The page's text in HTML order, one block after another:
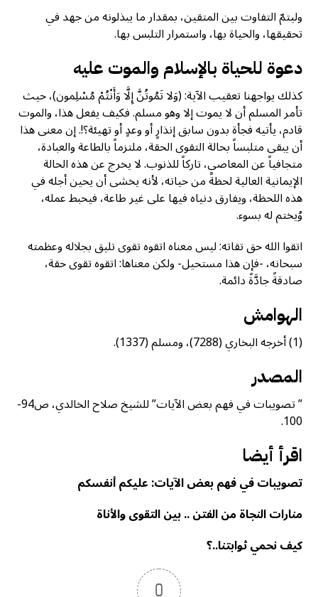
وليتمّ التفاوت بين المتقين، بمقدار ما يبذلونه من جهد في
تحقيقها، والحياة بها، واستمرار التلبس بها.
دعوة للحياة بالإسلام والموت عليه
كذلك يواجهنا تعقيب الآية: (وَلا تَمُوتُنَّ إِلَّا وَأَنْتُمْ مُسْلِمون)، حيث
تأمر المسلم أن لا يموت إلا وهو مسلم. فكيف يفعل هذا، والموت
قادم، يأتيه فجأة بدون سابق إنذارٍ أو وعدٍ أو تهيئة؟!. إن معنى هذا
أن يبقى متلبساً بحالة التقوى الحقة، ملتزماً بالطاعة والعبادة،
متجافياً عن المعاصي، تاركاً للذنوب. لا يخرج عن هذه الحالة
الإيمانية العالية لحظةً من حياته، لأنه يخشى أن يحين أجله في
هذه اللحظة، ويفارق دنياه فيها على غير طاعة، فيحبط عمله،
وُيختم له بسوء.
اتقوا الله حق تقاته: ليس معناه اتقوه تقوى تليق بجلاله وعظمته
سبحانه، -فإن هذا مستحيل- ولكن معناها: اتقوه تقوى حقة،
صادقةً جادَّةً دائمة.
الهوامش
(1) أخرجه البخاري (7288)، ومسلم (1337).
المصدر
” تصويبات في فهم بعض الآيات” للشيخ صلاح الخالدي، ص94-
100.
اقرأ أيضا
تصويبات في فهم بعض الآيات: عليكم أنفسكم
منارات النجاة من الفتن .. بين التقوى والأناة
كيف نحمي ثوابتنا..؟
0